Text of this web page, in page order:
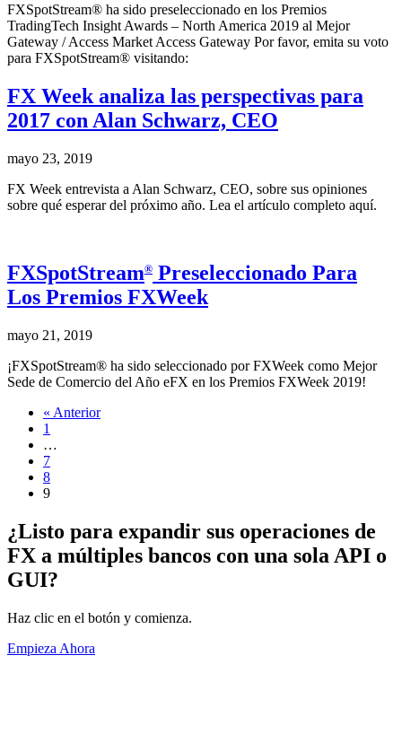
FXSpotStream® ha sido preseleccionado en los Premios
TradingTech Insight Awards – North America 2019 al Mejor
Gateway / Access Market Access Gateway Por favor, emita su voto
para FXSpotStream® visitando:
FX Week analiza las perspectivas para
2017 con Alan Schwarz, CEO
mayo 23, 2019
FX Week entrevista a Alan Schwarz, CEO, sobre sus opiniones
sobre qué esperar del próximo año. Lea el artículo completo aquí.
FXSpotStream® Preseleccionado Para
Los Premios FXWeek
mayo 21, 2019
¡FXSpotStream® ha sido seleccionado por FXWeek como Mejor
Sede de Comercio del Año eFX en los Premios FXWeek 2019!
« Anterior
1
…
7
8
9
¿Listo para expandir sus operaciones de
FX a múltiples bancos con una sola API o
GUI?
Haz clic en el botón y comienza.
Empieza Ahora